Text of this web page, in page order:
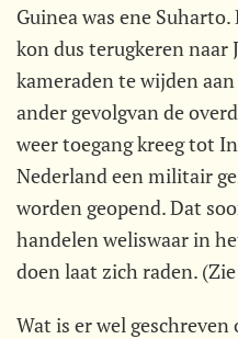
Guinea was ene
kon dus terugkeren naar
kameraden te wijden
ander gevolgvan de
weer toegang kreeg tot
Nederland een militair
worden geopend. Dat
handelen weliswaar in
doen laat zich raden.
Wat is er wel